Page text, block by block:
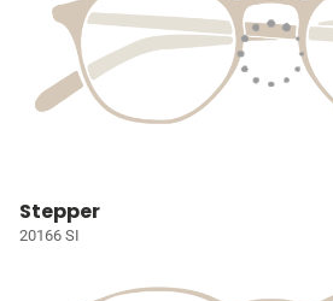
Stepper
20166 SI